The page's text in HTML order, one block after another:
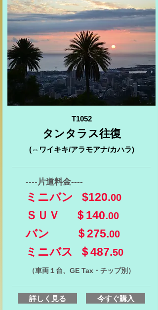
T1052
タンタラス往復
(⇔ワイキキ/アラモアナ/カハラ)
----片道料金----
ミニバン $120.00
ＳＵＶ ＄140.00
バン ＄275.00
​ミニバス ＄487.50
（車両１台、GE Tax・チップ別）
詳しく見る 今すぐ購入